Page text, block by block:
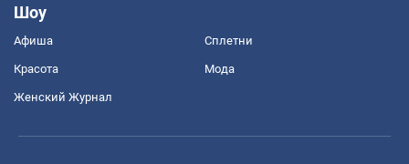
Шоу
Афиша Сплетни
Красота Мода
Женский Журнал